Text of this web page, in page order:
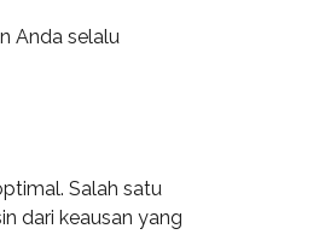
Anda selalu
Salah satu
dari keausan yang